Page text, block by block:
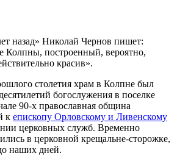
назад» Николай Чернов пишет:
Колпны, построенный, вероятно,
красив».
столетия храм в Колпне был
богослужения в поселке
90-х православная община
к епископу Орловскому и Ливенскому
церковных служб. Временно
в церковной крещальне-сторожке,
наших дней.